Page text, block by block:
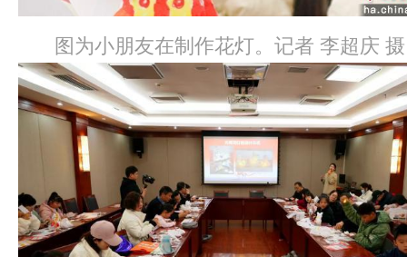
图为小朋友在制作花灯。记者 李超庆 摄